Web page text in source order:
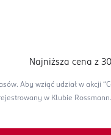
Najniższa cena z
Aby wziąć udział w akcji
w Klubie Rossmann.